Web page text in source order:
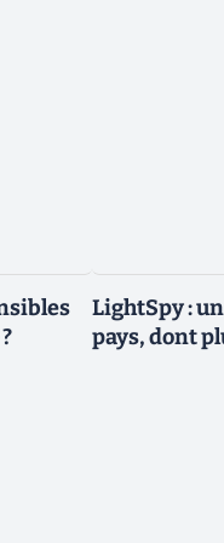
LightSpy :
pays, dont